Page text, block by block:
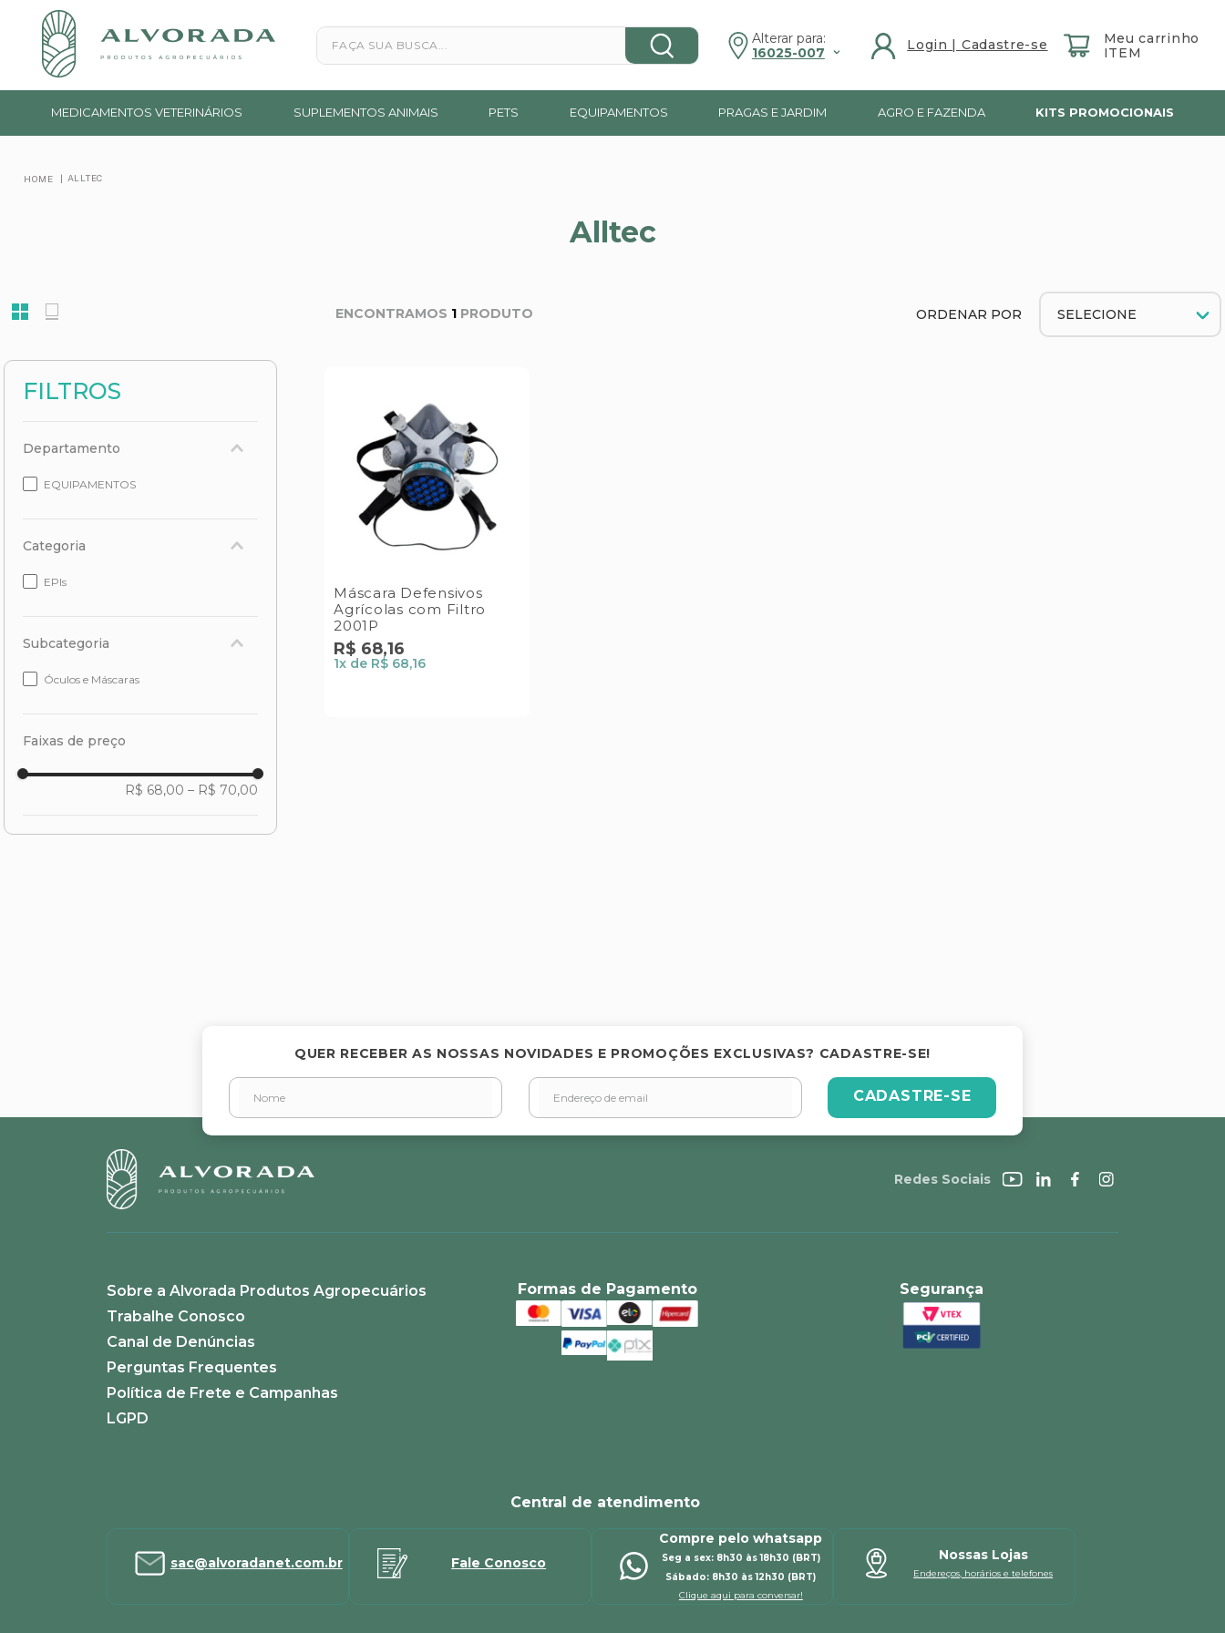
Faça sua busca...
Alterar para:
16025-007
MEDICAMENTOS VETERINÁRIOS SUPLEMENTOS ANIMAIS PETS EQUIPAMENTOS PRAGAS E JARDIM AGRO E FAZENDA KITS PROMOCIONAIS
ALLTEC
Alltec
1 PRODUTO
FILTROS
Departamento
EQUIPAMENTOS
Categoria
EPIs
Subcategoria
Óculos e Máscaras
Faixas de preço
R$ 68,00 – R$ 70,00
Máscara Defensivos
Agrícolas com Filtro
2001P
R$ 68,16
1x de R$ 68,16
QUER RECEBER AS NOSSAS NOVIDADES E PROMOÇÕES EXCLUSIVAS? CADASTRE-SE!
CADASTRE-SE
Redes Sociais
Sobre a Alvorada Produtos Agropecuários
Trabalhe Conosco
Canal de Denúncias
Perguntas Frequentes
Política de Frete e Campanhas
LGPD
Formas de Pagamento Segurança
Central de atendimento
sac@alvoradanet.com.br Fale Conosco
Compre pelo whatsapp
Seg a sex: 8h30 às 18h30 (BRT)
Sábado: 8h30 às 12h30 (BRT)
Clique aqui para conversar!
Nossas Lojas
Endereços, horários e telefones